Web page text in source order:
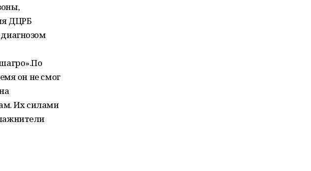
ДЦРБ
он не смог
Их силами